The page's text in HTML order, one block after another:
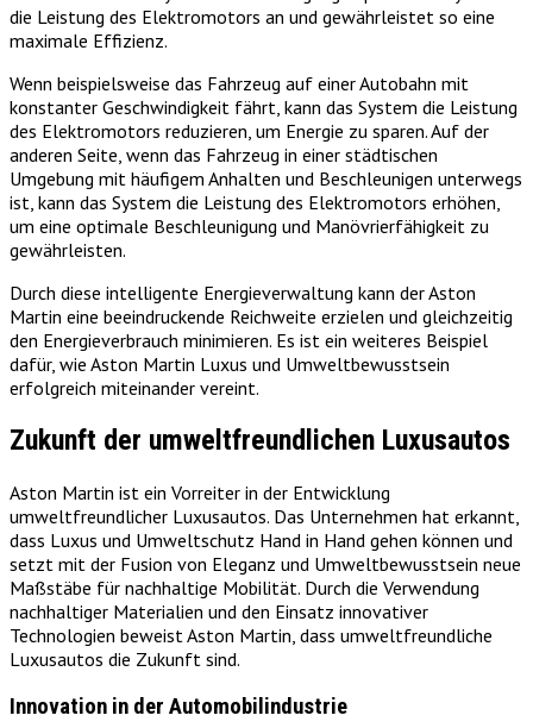
die Leistung des Elektromotors an und gewährleistet so eine
maximale Effizienz.
Wenn beispielsweise das Fahrzeug auf einer Autobahn mit
konstanter Geschwindigkeit fährt, kann das System die Leistung
des Elektromotors reduzieren, um Energie zu sparen. Auf der
anderen Seite, wenn das Fahrzeug in einer städtischen
Umgebung mit häufigem Anhalten und Beschleunigen unterwegs
ist, kann das System die Leistung des Elektromotors erhöhen,
um eine optimale Beschleunigung und Manövrierfähigkeit zu
gewährleisten.
Durch diese intelligente Energieverwaltung kann der Aston
Martin eine beeindruckende Reichweite erzielen und gleichzeitig
den Energieverbrauch minimieren. Es ist ein weiteres Beispiel
dafür, wie Aston Martin Luxus und Umweltbewusstsein
erfolgreich miteinander vereint.
Zukunft der umweltfreundlichen Luxusautos
Aston Martin ist ein Vorreiter in der Entwicklung
umweltfreundlicher Luxusautos. Das Unternehmen hat erkannt,
dass Luxus und Umweltschutz Hand in Hand gehen können und
setzt mit der Fusion von Eleganz und Umweltbewusstsein neue
Maßstäbe für nachhaltige Mobilität. Durch die Verwendung
nachhaltiger Materialien und den Einsatz innovativer
Technologien beweist Aston Martin, dass umweltfreundliche
Luxusautos die Zukunft sind.
Innovation in der Automobilindustrie